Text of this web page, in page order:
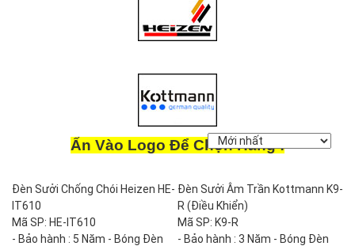
Ấn Vào Logo Để Chọn Hãng !
Đèn Sưởi Chống Chói Heizen HE-
IT610
Mã SP: HE-IT610
- Bảo hành : 5 Năm - Bóng Đèn
Đèn Sưởi Âm Trần Kottmann K9-
R (Điều Khiển)
Mã SP: K9-R
- Bảo hành : 3 Năm - Bóng Đèn